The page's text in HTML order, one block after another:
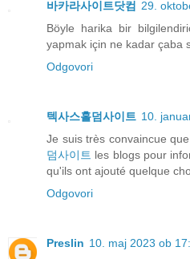
바카라사이트닷컴 29.
Böyle harika bir
yapmak için ne kadar çaba
Odgovori
텍사스홀덤사이트 10.
Je suis très convaincue
덤사이트 les blogs pour
qu'ils ont ajouté quelque
Odgovori
Preslin 10. maj 2023 ob